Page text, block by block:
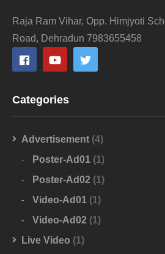
Raja Ram Vihar, Opp. Himjyoti
Road, Dehradun 7983655458
Categories
Advertisement (4)
Poster-Ad01 (1)
Poster-Ad02 (1)
Video-Ad01 (1)
Video-Ad02 (1)
Live Video (1)